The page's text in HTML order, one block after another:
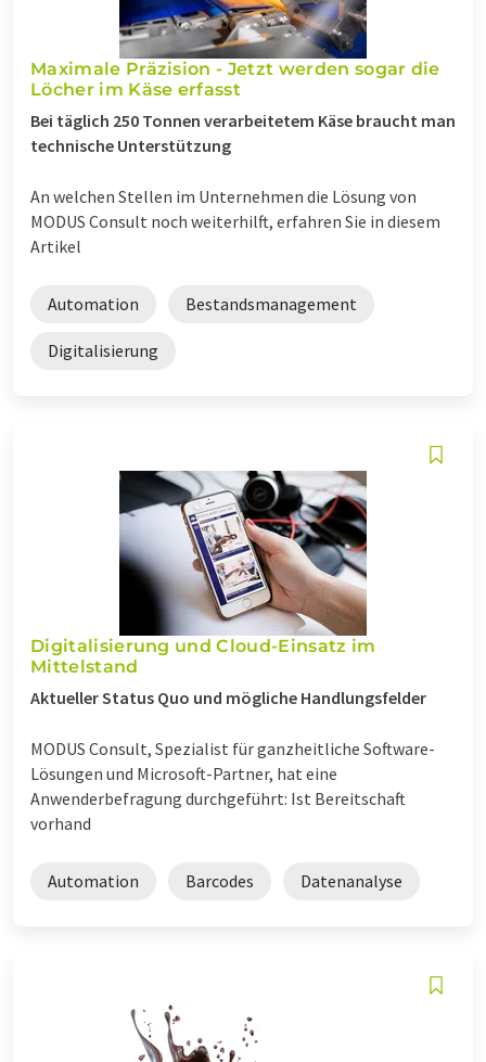
Maximale Präzision - Jetzt werden sogar die
Löcher im Käse erfasst
Bei täglich 250 Tonnen verarbeitetem Käse braucht man
technische Unterstützung
An welchen Stellen im Unternehmen die Lösung von
MODUS Consult noch weiterhilft, erfahren Sie in diesem
Artikel
Automation Bestandsmanagement
Digitalisierung
Digitalisierung und Cloud-Einsatz im
Mittelstand
Aktueller Status Quo und mögliche Handlungsfelder
MODUS Consult, Spezialist für ganzheitliche Software-
Lösungen und Microsoft-Partner, hat eine
Anwenderbefragung durchgeführt: Ist Bereitschaft
vorhand
Automation Barcodes Datenanalyse